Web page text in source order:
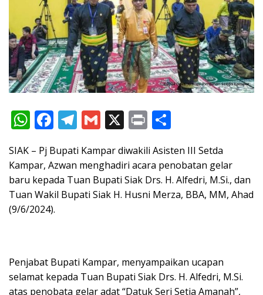
W
at
s
A
p
F
e
b
o
o
T
e
gr
a
G
ai
l
X Pr
t ar
e
SIAK – Pj Bupati Kampar diwakili Asisten III Setda
Kampar, Azwan menghadiri acara penobatan gelar
baru kepada Tuan Bupati Siak Drs. H. Alfedri, M.Si., dan
Tuan Wakil Bupati Siak H. Husni Merza, BBA, MM, Ahad
(9/6/2024).
Penjabat Bupati Kampar, menyampaikan ucapan
selamat kepada Tuan Bupati Siak Drs. H. Alfedri, M.Si.
atas penobata gelar adat “Datuk Seri Setia Amanah”,